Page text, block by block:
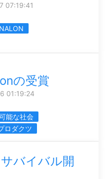
07:19:41
の受賞
01:19:24
能な社会
ロダクツ
バイバル開